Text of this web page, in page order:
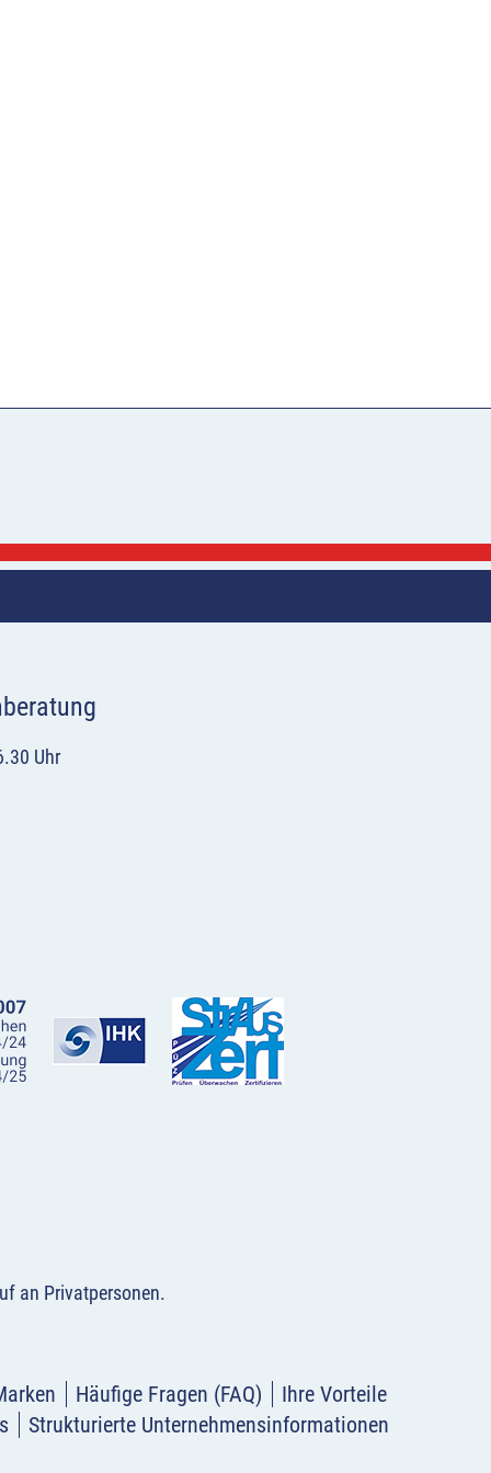
Uhr
an Privatpersonen.
Häufige Fragen (FAQ)
Ihre Vorteile
Strukturierte Unternehmensinformationen